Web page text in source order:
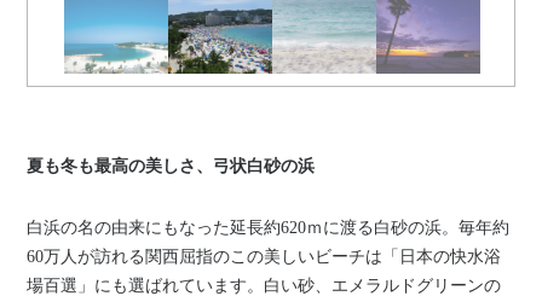
夏も冬も最高の美しさ、弓状白砂の浜
白浜の名の由来にもなった延長約620ｍに渡る白砂の浜。毎年約
60万人が訪れる関西屈指のこの美しいビーチは「日本の快水浴
場百選」にも選ばれています。白い砂、エメラルドグリーンの